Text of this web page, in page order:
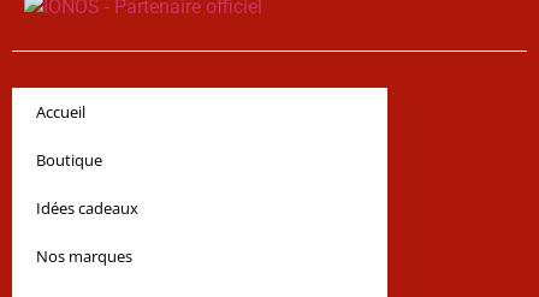
Accueil
Boutique
Idées cadeaux
Nos marques